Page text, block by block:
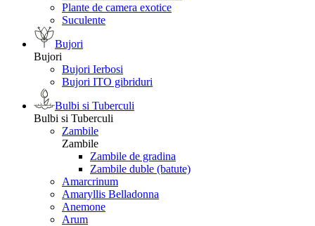
Plante de camera exotice
Suculente
Bujori
Bujori
Bujori Ierbosi
Bujori ITO gibriduri
Bulbi si Tuberculi
Bulbi si Tuberculi
Zambile
Zambile
Zambile de gradina
Zambile duble (batute)
Amarcrinum
Amaryllis Belladonna
Anemone
Arum